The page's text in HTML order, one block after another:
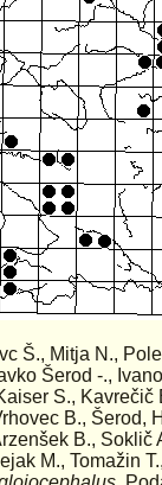
Š., Mitja N.,
Šerod -.,
S.,
B., Šerod,
B., Soklič
M., Tomažin